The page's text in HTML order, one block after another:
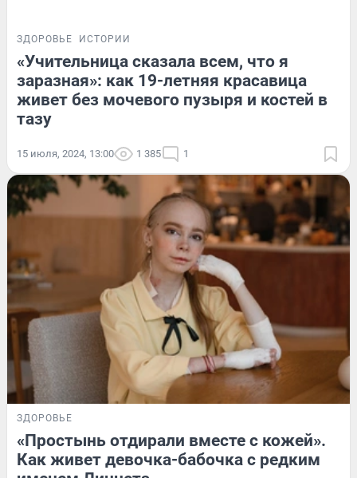
ЗДОРОВЬЕ ИСТОРИИ
«Учительница сказала всем, что я
заразная»: как 19-летняя красавица
живет без мочевого пузыря и костей в
тазу
15 июля, 2024, 13:00 1 385 1
ЗДОРОВЬЕ
«Простынь отдирали вместе с кожей».
Как живет девочка-бабочка с редким